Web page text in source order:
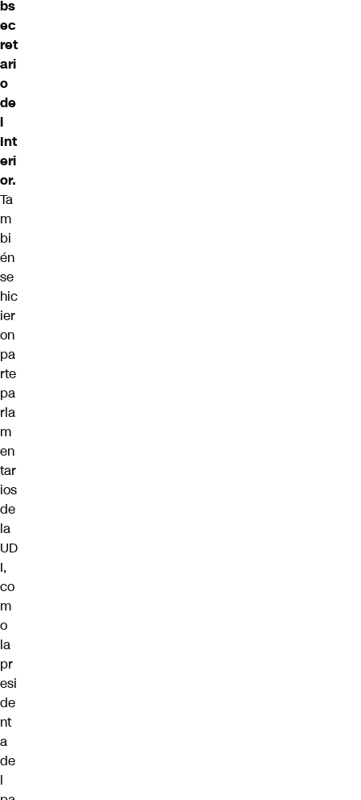
bs
ec
ret
ari
o
de
l
Int
eri
or.
Ta
m
bi
én
se
hic
ier
on
pa
rte
pa
rla
m
en
tar
ios
de
la
UD
I,
co
m
o
la
pr
esi
de
nt
a
de
l